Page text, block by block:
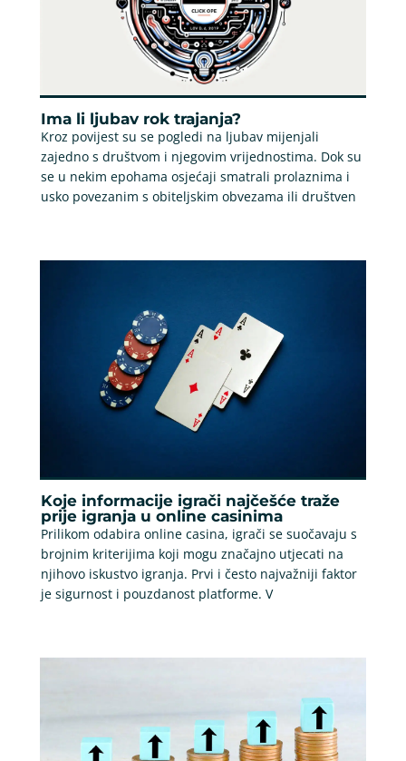
Ima li ljubav rok trajanja?
Kroz povijest su se pogledi na ljubav mijenjali
zajedno s društvom i njegovim vrijednostima. Dok su
se u nekim epohama osjećaji smatrali prolaznima i
usko povezanim s obiteljskim obvezama ili društven
Koje informacije igrači najčešće traže
prije igranja u online casinima
Prilikom odabira online casina, igrači se suočavaju s
brojnim kriterijima koji mogu značajno utjecati na
njihovo iskustvo igranja. Prvi i često najvažniji faktor
je sigurnost i pouzdanost platforme. V